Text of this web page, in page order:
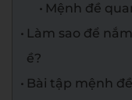
Mệnh đề
Làm sao để
ề?
Bài tập mệnh đề